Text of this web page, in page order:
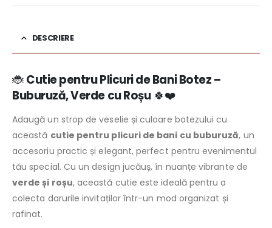
DESCRIERE
🐞 Cutie pentru Plicuri de Bani Botez –
Buburuză, Verde cu Roșu🍀❤️
Adaugă un strop de veselie și culoare botezului cu
această cutie pentru plicuri de bani cu buburuză, un
accesoriu practic și elegant, perfect pentru evenimentul
tău special. Cu un design jucăuș, în nuanțe vibrante de
verde și roșu, această cutie este ideală pentru a
colecta darurile invitaților într-un mod organizat și
rafinat.